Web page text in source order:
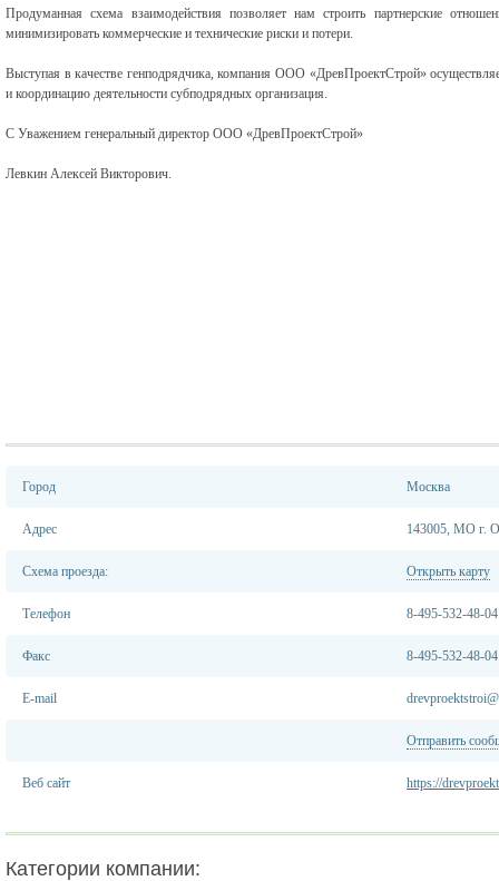
Продуманная схема взаимодействия позволяет нам строить партнерские
минимизировать коммерческие и технические риски и потери.
Выступая в качестве генподрядчика, компания ООО «ДревПроектСтрой»
и координацию деятельности субподрядных организация.
С Уважением генеральный директор ООО «ДревПроектСтрой»
Левкин Алексей Викторович.
Город Москва
Адрес 143005, МО г.
Схема проезда: Открыть карту
Телефон 8-495-532-48-04
Факс 8-495-532-48-04
E-mail
Отправить
Веб сайт https://
Категории компании: